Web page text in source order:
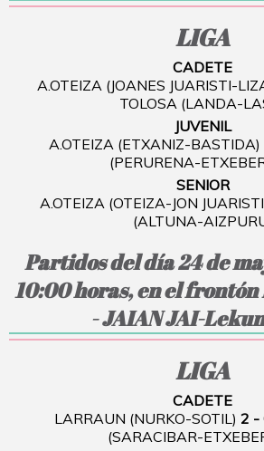
LIGA
CADETE
A.OTEIZA (JOANES JUARISTI-
TOLOSA (LANDA-
JUVENIL
A.OTEIZA (ETXANIZ-BASTIDA)
(PERURENA-
SENIOR
A.OTEIZA (OTEIZA-JON
(ALTUNA-
Partidos del día 24 de
10:00 horas, en el frontón
- JAIAN JAI-
LIGA
CADETE
LARRAUN (NURKO-SOTIL) 2 -
(SARACIBAR-